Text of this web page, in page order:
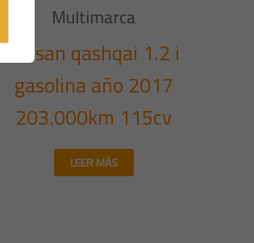
Multimarca
Nissan qashqai 1.2 i
gasolina año 2017
203.000km 115cv
LEER MÁS